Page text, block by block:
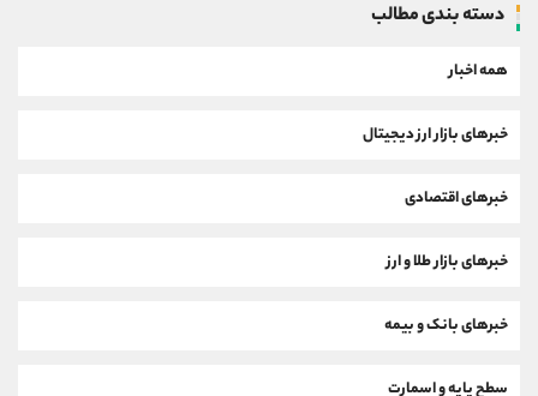
دسته بندی مطالب
همه اخبار
خبرهای بازار ارز دیجیتال
خبرهای اقتصادی
خبرهای بازار طلا و ارز
خبرهای بانک و بیمه
سطح پایه و اسمارت